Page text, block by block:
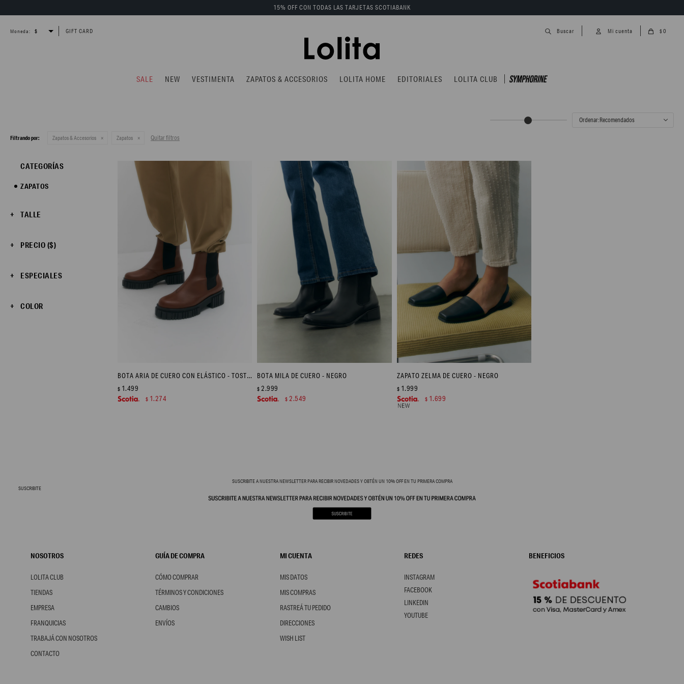
SALE NEW VESTIMENTA ZAPATOS & ACCESORIOS LOLITA HOME EDITORIALES LOLITA CLUB
$ 0
15% OFF CON TODAS LAS TARJETAS SCOTIABANK
Moneda: GIFT CARD
Recomendados
Filtrando por: Zapatos & Accesorios Zapatos Quitar filtros
BOTA ARIA DE CUERO CON ELÁSTICO - TOSTADO
$ 1.499
$ 1.274
BOTA MILA DE CUERO - NEGRO
$ 2.999
$ 2.549
ZAPATO ZELMA DE CUERO - NEGRO
$ 1.999
$ 1.699
CATEGORÍAS
ZAPATOS
TALLE
PRECIO ($)
ESPECIALES
COLOR
SUSCRIBITE A NUESTRA NEWSLETTER PARA RECIBIR NOVEDADES Y OBTÉN UN 10% OFF EN TU PRIMERA COMPRA
SUSCRIBITE
NOSOTROS
LOLITA CLUB
TIENDAS
EMPRESA
FRANQUICIAS
TRABAJÁ CON NOSOTROS
CONTACTO
GUÍA DE COMPRA
CÓMO COMPRAR
TÉRMINOS Y CONDICIONES
CAMBIOS
ENVÍOS
MI CUENTA
MIS DATOS
MIS COMPRAS
RASTREÁ TU PEDIDO
DIRECCIONES
WISH LIST
REDES
FACEBOOK
YOUTUBE
INSTAGRAM
LINKEDIN
BENEFICIOS